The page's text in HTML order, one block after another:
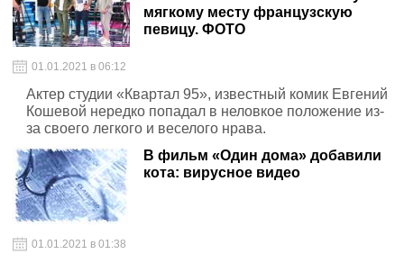
мягкому месту французскую
певицу. ФОТО
01.01.2021 в 06:12
Актер студии «Квартал 95», известный комик Евгений
Кошевой нередко попадал в неловкое положение из-
за своего легкого и веселого нрава.
В фильм «Один дома» добавили
кота: вирусное видео
01.01.2021 в 01:38